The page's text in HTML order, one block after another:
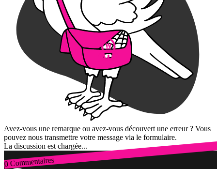
Avez-vous une remarque ou avez-vous découvert une erreur ? Vous
pouvez nous transmettre votre message via le formulaire.
La discussion est chargée...
0 Commentaires
Connexion